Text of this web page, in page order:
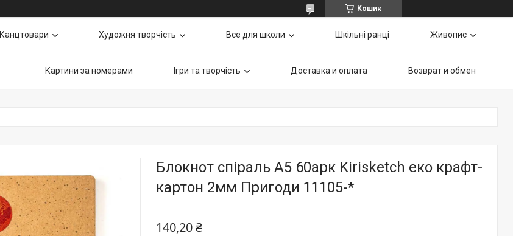
Кошик
Канцтовари Художня творчість Все для школи Шкільні ранці Живопис
Картини за номерами Ігри та творчість Доставка и оплата Возврат и обмен
Блокнот спіраль А5 60арк Kirisketch еко крафт-
картон 2мм Пригоди 11105-*
140,20 ₴